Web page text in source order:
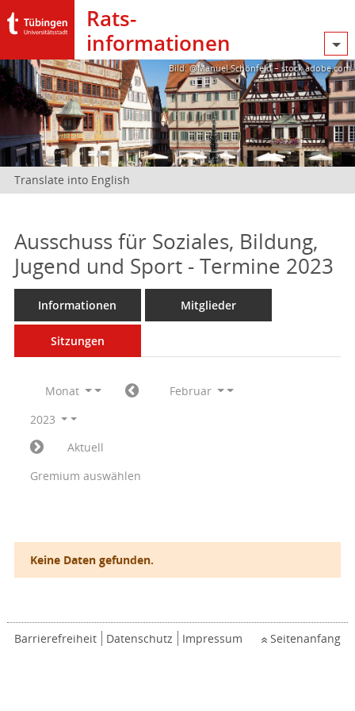
Rats­
informationen
Bild: @Manuel Schönfeld – stock.adobe.com
Translate into English
Ausschuss für Soziales, Bildung,
Jugend und Sport - Termine 2023
Informationen Mitglieder
Sitzungen
Monat
Februar
2023
Aktuell
Gremium auswählen
Keine Daten gefunden.
Barrierefreiheit Datenschutz Impressum Seitenanfang